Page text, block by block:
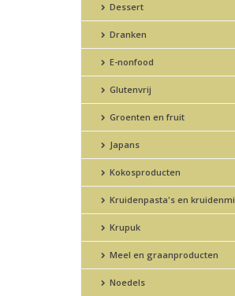
Dessert
Dranken
E-nonfood
Glutenvrij
Groenten en fruit
Japans
Kokosproducten
Kruidenpasta's en
Krupuk
Meel en graanproducten
Noedels